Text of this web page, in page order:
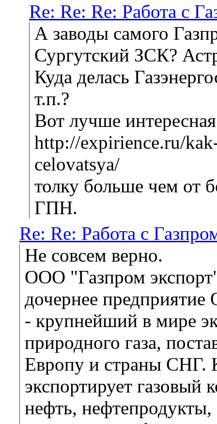
Re: Re: Re: Работа с
А заводы самого
Сургутский ЗСК?
Куда делась
т.п.?
Вот лучше
http://expirience.ru/
celovatsya/
толку больше чем от
ГПН.
Re: Re: Работа с
Не совсем верно.
ООО "Газпром
дочернее
- крупнейший в мире
природного газа,
Европу и страны СНГ.
экспортирует газовый
нефть,